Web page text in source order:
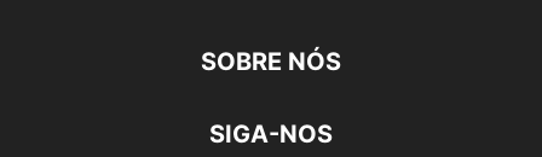
SOBRE NÓS
SIGA-NOS